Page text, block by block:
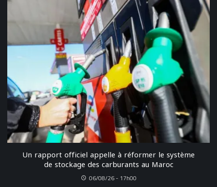
Un rapport officiel appelle à réformer le système
de stockage des carburants au Maroc
06/08/26 - 17h00